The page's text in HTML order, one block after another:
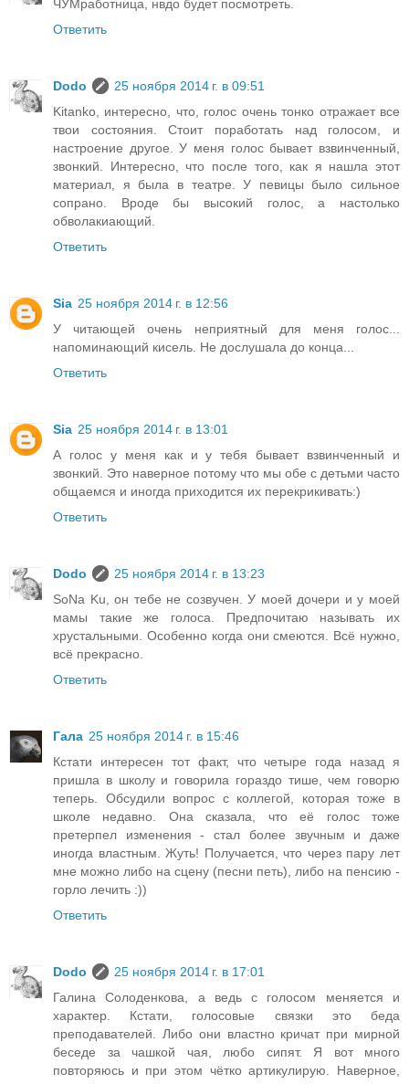
ЧУМработница, нвдо будет посмотреть.
Ответить
Dodo
25 ноября 2014 г. в 09:51
Kitanko, интересно, что, голос очень тонко отражает все
твои состояния. Стоит поработать над голосом, и
настроение другое. У меня голос бывает взвинченный,
звонкий. Интересно, что после того, как я нашла этот
материал, я была в театре. У певицы было сильное
сопрано. Вроде бы высокий голос, а настолько
обволакиающий.
Ответить
Sia 25 ноября 2014 г. в 12:56
У читающей очень неприятный для меня голос...
напоминающий кисель. Не дослушала до конца...
Ответить
Sia 25 ноября 2014 г. в 13:01
А голос у меня как и у тебя бывает взвинченный и
звонкий. Это наверное потому что мы обе с детьми часто
общаемся и иногда приходится их перекрикивать:)
Ответить
Dodo
25 ноября 2014 г. в 13:23
SoNa Ku, он тебе не созвучен. У моей дочери и у моей
мамы такие же голоса. Предпочитаю называть их
хрустальными. Особенно когда они смеются. Всё нужно,
всё прекрасно.
Ответить
Гала 25 ноября 2014 г. в 15:46
Кстати интересен тот факт, что четыре года назад я
пришла в школу и говорила гораздо тише, чем говорю
теперь. Обсудили вопрос с коллегой, которая тоже в
школе недавно. Она сказала, что её голос тоже
претерпел изменения - стал более звучным и даже
иногда властным. Жуть! Получается, что через пару лет
мне можно либо на сцену (песни петь), либо на пенсию -
горло лечить :))
Ответить
Dodo
25 ноября 2014 г. в 17:01
Галина Солоденкова, а ведь с голосом меняется и
характер. Кстати, голосовые связки это беда
преподавателей. Либо они властно кричат при мирной
беседе за чашкой чая, любо сипят. Я вот много
повторяюсь и при этом чётко артикулирую. Наверное,